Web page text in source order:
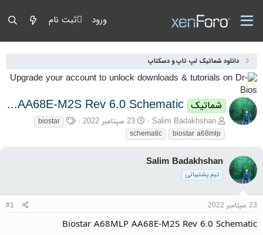
ورود ثبت نام
دانلود شماتیک لپ تاپ و دسکتاپ
شماتیک Biostar A68MLP AA68E-M2S Rev 6.0 Schematic
آغازگر گفتمان
Salim Badakhshan تاریخ شروع
23 سپتامبر 2022 برچسب‌ها
biostar
biostar a68mlp
schematic
Salim Badakhshan
تیم پشتیبانی
23 سپتامبر 2022 #1
Biostar A68MLP AA68E-M2S Rev 6.0 Schematic